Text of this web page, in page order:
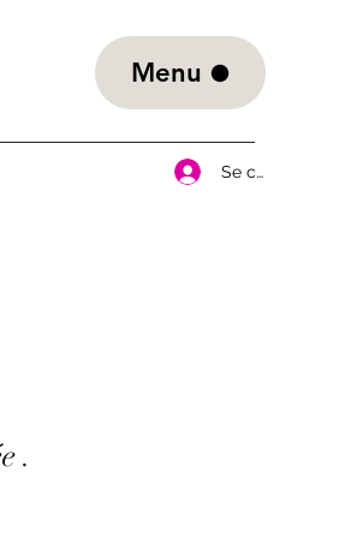
Menu
Se connecter
.